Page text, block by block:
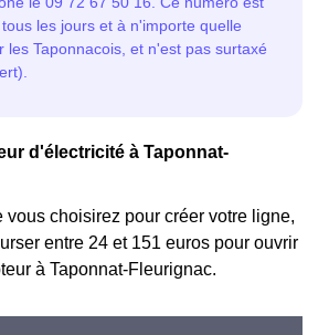
d'électricité à Taponnat-
vous choisirez pour créer votre ligne,
entre 24 et 151 euros pour ouvrir
à Taponnat-Fleurignac.